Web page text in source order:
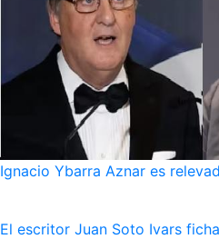
Ignacio Ybarra Aznar es
El escritor Juan Soto Ivars